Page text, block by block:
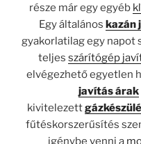
része már egy egyéb
Egy általános kazán
gyakorlatilag egy napot
teljes szárítógép
elvégezhető egyetlen
javítás árak
kivitelezett
fűtéskorszerűsítés
igénybe venni a